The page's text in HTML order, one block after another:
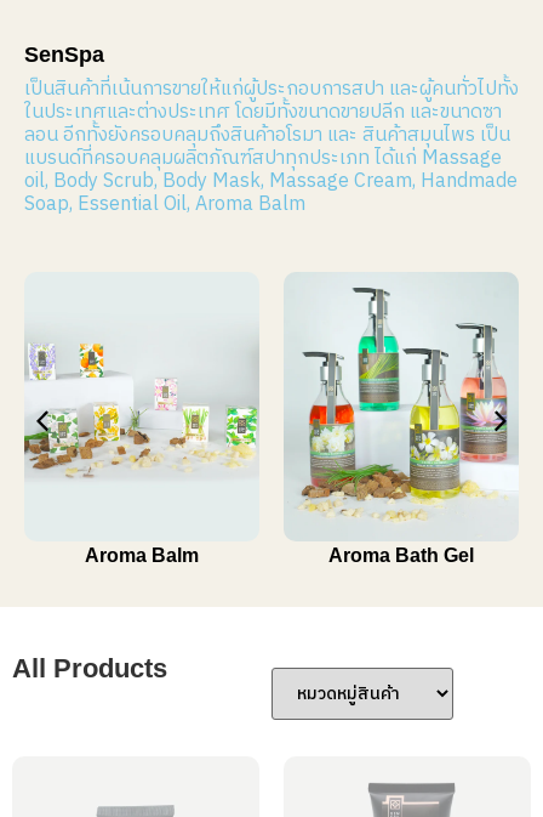
SenSpa
เป็นสินค้าที่เน้นการขายให้แก่ผู้ประกอบการสปา และผู้คนทั่วไปทั้ง
ในประเทศและต่างประเทศ โดยมีทั้งขนาดขายปลีก และขนาดซา
ลอน อีกทั้งยังครอบคลุมถึงสินค้าอโรมา และ สินค้าสมุนไพร เป็น
แบรนด์ที่ครอบคลุมผลิตภัณฑ์สปาทุกประเภท ได้แก่ Massage
oil, Body Scrub, Body Mask, Massage Cream, Handmade
Soap, Essential Oil, Aroma Balm
Aroma Balm Aroma Bath Gel
All Products